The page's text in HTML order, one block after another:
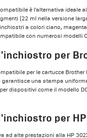
è l'alternativa ideale
(22 ml nella versione
a colori ciano,
con numerosi modelli
per
per le cartucce
garantisce una stampa
dispositivi come il modello
per
ad alte prestazioni alla HP